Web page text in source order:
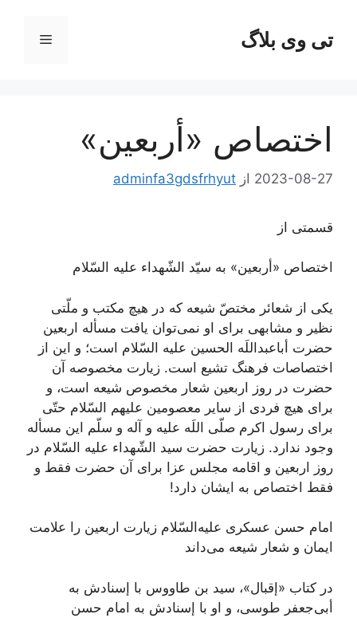
محتواتی وی بلاگ فهرست
اختصاص «أربعين»
2023-08-27 از adminfa3gdsfrhyut
قسمتی از
اختصاص «أربعين» به سيّد الشّهداء عليه السّلام
یکی از شعائر مختصّ شیعه که در هیچ مکتب و ملّتی
نظیر و مشابهی برای او نمی‌توان یافت مسأله اربعین
حضرت أباعبداللَه الحسین علیه السّلام است؛ و این از
اختصاصات فرهنگ تشیع است. زیارت مخصوصه آن
حضرت در روز اربعین شعار مخصوص شیعه است، و
برای هیچ فردی از سایر معصومین علیهم السّلام حتّی
برای رسول اکرم صلّی اللَه علیه و آله و سلّم این مسأله
وجود ندارد. زیارت حضرت سید الشّهداء علیه السّلام در
روز اربعین و اقامه مجلس عزا برای آن حضرت فقط و
فقط اختصاص به ایشان دارد!
امام حسن عسکری علیه‌السّلام زیارت اربعین را علامت
ایمان و شعار شیعه می‌داند
در کتاب «إقبال»، سید بن طاووس با إسنادش به
أبی‌جعفر طوسی، و او با إسنادش به امام حسن